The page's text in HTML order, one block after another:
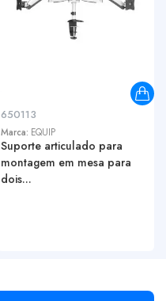
650113
Marca: EQUIP
Suporte articulado para
montagem em mesa para
dois...